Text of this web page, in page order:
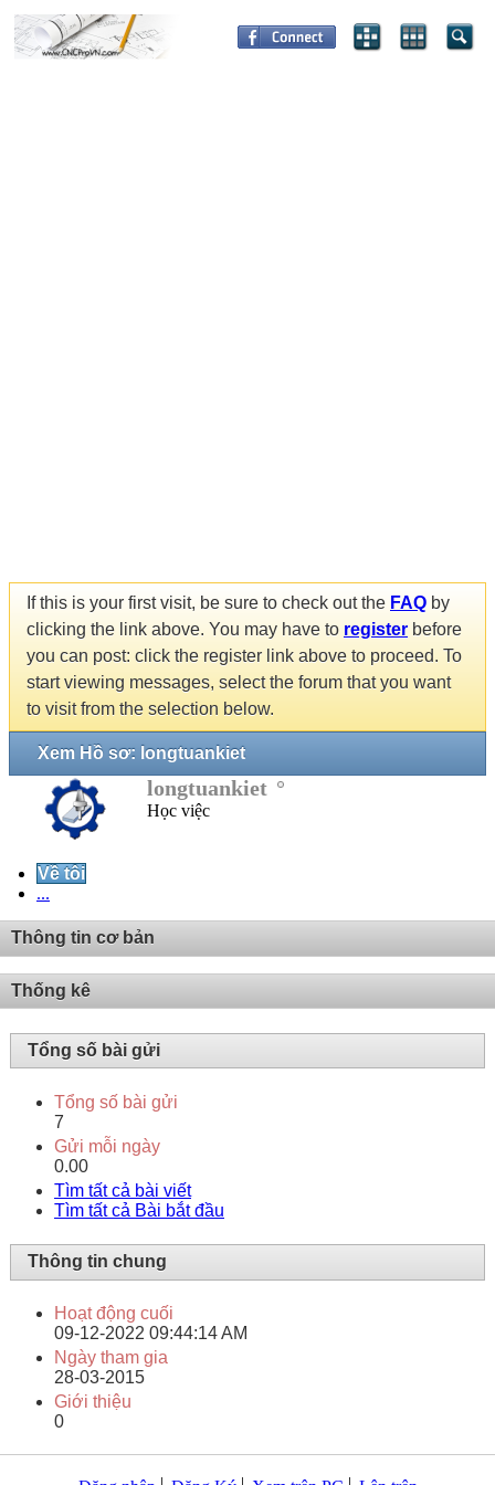
If this is your first visit, be sure to check out the FAQ by
clicking the link above. You may have to register before
you can post: click the register link above to proceed. To
start viewing messages, select the forum that you want
to visit from the selection below.
Xem Hồ sơ: longtuankiet
longtuankiet
Học việc
Về tôi
...
Thông tin cơ bản
Thống kê
Tổng số bài gửi
Tổng số bài gửi
7
Gửi mỗi ngày
0.00
Tìm tất cả bài viết
Tìm tất cả Bài bắt đầu
Thông tin chung
Hoạt động cuối
09-12-2022 09:44:14 AM
Ngày tham gia
28-03-2015
Giới thiệu
0